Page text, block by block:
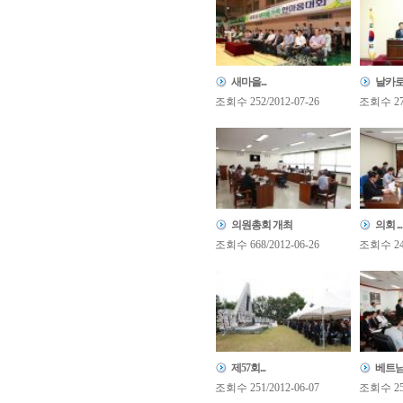
새마을...
조회수 252/2012-07-26
날카
조회수
의원총회 개최
조회수 668/2012-06-26
의회 ...
조회수
제57회...
조회수 251/2012-06-07
베트
조회수